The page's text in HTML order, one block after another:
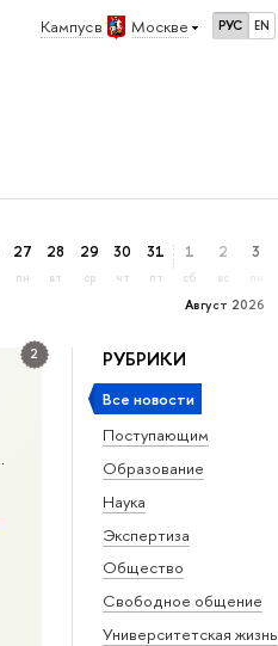
Кампус в Москве РУС EN
27
пн
28
вт
29
ср
30
чт
31
пт
Август 2026
1
сб
2
вс
3
РУБРИКИ
Все новости
Поступающим
Образование
Наука
Экспертиза
Общество
Свободное общение
Университетская жизнь
2